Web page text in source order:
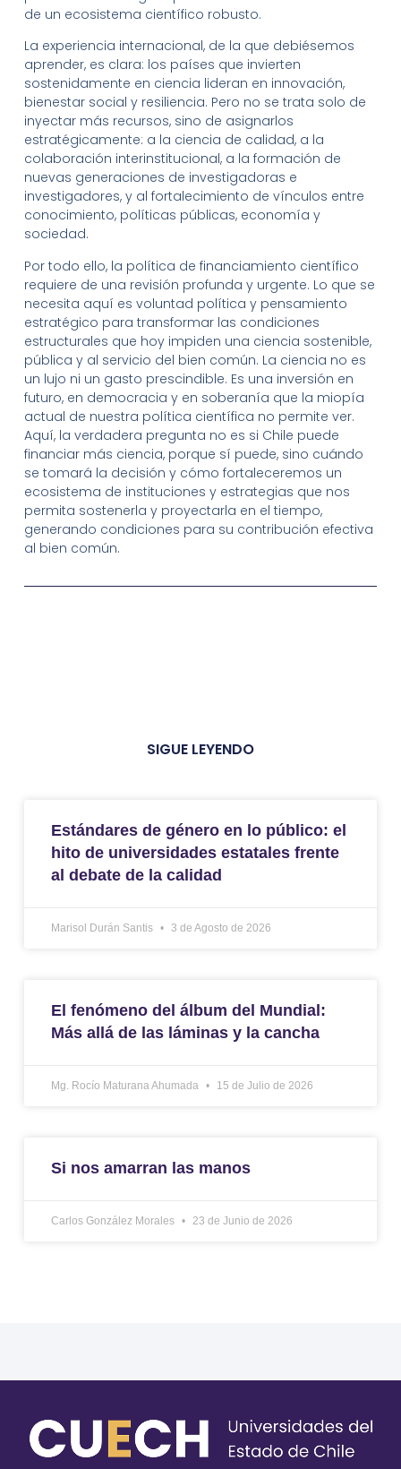
de un ecosistema científico robusto.
La experiencia internacional, de la que debiésemos
aprender, es clara: los países que invierten
sostenidamente en ciencia lideran en innovación,
bienestar social y resiliencia. Pero no se trata solo de
inyectar más recursos, sino de asignarlos
estratégicamente: a la ciencia de calidad, a la
colaboración interinstitucional, a la formación de
nuevas generaciones de investigadoras e
investigadores, y al fortalecimiento de vínculos entre
conocimiento, políticas públicas, economía y
sociedad.
Por todo ello, la política de financiamiento científico
requiere de una revisión profunda y urgente. Lo que se
necesita aquí es voluntad política y pensamiento
estratégico para transformar las condiciones
estructurales que hoy impiden una ciencia sostenible,
pública y al servicio del bien común. La ciencia no es
un lujo ni un gasto prescindible. Es una inversión en
futuro, en democracia y en soberanía que la miopía
actual de nuestra política científica no permite ver.
Aquí, la verdadera pregunta no es si Chile puede
financiar más ciencia, porque sí puede, sino cuándo
se tomará la decisión y cómo fortaleceremos un
ecosistema de instituciones y estrategias que nos
permita sostenerla y proyectarla en el tiempo,
generando condiciones para su contribución efectiva
al bien común.
SIGUE LEYENDO
Estándares de género en lo público: el
hito de universidades estatales frente
al debate de la calidad
Marisol Durán Santis 3 de Agosto de 2026
El fenómeno del álbum del Mundial:
Más allá de las láminas y la cancha
Mg. Rocío Maturana Ahumada 15 de Julio de 2026
Si nos amarran las manos
Carlos González Morales 23 de Junio de 2026